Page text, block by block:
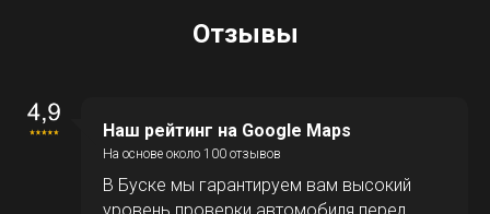
Отзывы
Наш рейтинг на Google Maps
На основе около 100 отзывов
В Буске мы гарантируем вам высокий